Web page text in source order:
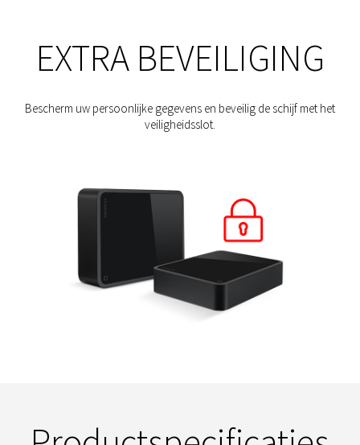
EXTRA BEVEILIGING
Bescherm uw persoonlijke gegevens en beveilig de schijf met het
veiligheidsslot.